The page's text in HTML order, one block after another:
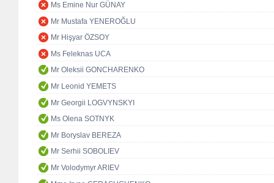
Ms Emine Nur GÜNAY
Mr Mustafa YENEROĞLU
Mr Hişyar ÖZSOY
Ms Feleknas UCA
Mr Oleksii GONCHARENKO
Mr Leonid YEMETS
Mr Georgii LOGVYNSKYI
Ms Olena SOTNYK
Mr Boryslav BEREZA
Mr Serhii SOBOLIEV
Mr Volodymyr ARIEV